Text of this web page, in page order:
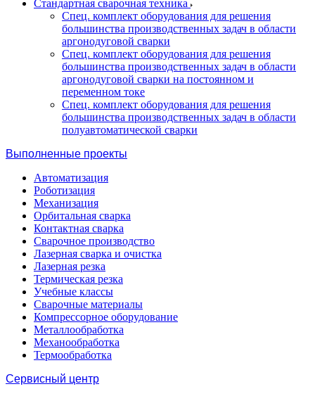
Стандартная сварочная техника
Спец. комплект оборудования для решения
большинства производственных задач в области
аргонодуговой сварки
Спец. комплект оборудования для решения
большинства производственных задач в области
аргонодуговой сварки на постоянном и
переменном токе
Спец. комплект оборудования для решения
большинства производственных задач в области
полуавтоматической сварки
Выполненные проекты
Автоматизация
Роботизация
Механизация
Орбитальная сварка
Контактная сварка
Сварочное производство
Лазерная сварка и очистка
Лазерная резка
Термическая резка
Учебные классы
Сварочные материалы
Компрессорное оборудование
Металлообработка
Механообработка
Термообработка
Сервисный центр